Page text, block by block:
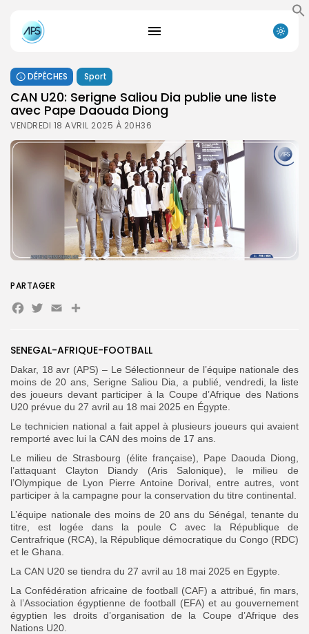
Search
for: Button
FR
DÉPÊCHES Sport
CAN U20: Serigne Saliou Dia publie une liste
avec Pape Daouda Diong
VENDREDI 18 AVRIL 2025 À 20H36
SENEGAL-AFRIQUE-FOOTBALL
Dakar, 18 avr (APS) – Le Sélectionneur de l’équipe nationale des
moins de 20 ans, Serigne Saliou Dia, a publié, vendredi, la liste
des joueurs devant participer à la Coupe d’Afrique des Nations
U20 prévue du 27 avril au 18 mai 2025 en Égypte.
Le technicien national a fait appel à plusieurs joueurs qui avaient
remporté avec lui la CAN des moins de 17 ans.
Le milieu de Strasbourg (élite française), Pape Daouda Diong,
l’attaquant Clayton Diandy (Aris Salonique), le milieu de
l’Olympique de Lyon Pierre Antoine Dorival, entre autres, vont
participer à la campagne pour la conservation du titre continental.
L’équipe nationale des moins de 20 ans du Sénégal, tenante du
titre, est logée dans la poule C avec la République de
Centrafrique (RCA), la République démocratique du Congo (RDC)
et le Ghana.
La CAN U20 se tiendra du 27 avril au 18 mai 2025 en Egypte.
La Confédération africaine de football (CAF) a attribué, fin mars,
à l’Association égyptienne de football (EFA) et au gouvernement
égyptien les droits d’organisation de la Coupe d’Afrique des
Nations U20.
PARTAGER
Facebook
Twitter
EmailPartager